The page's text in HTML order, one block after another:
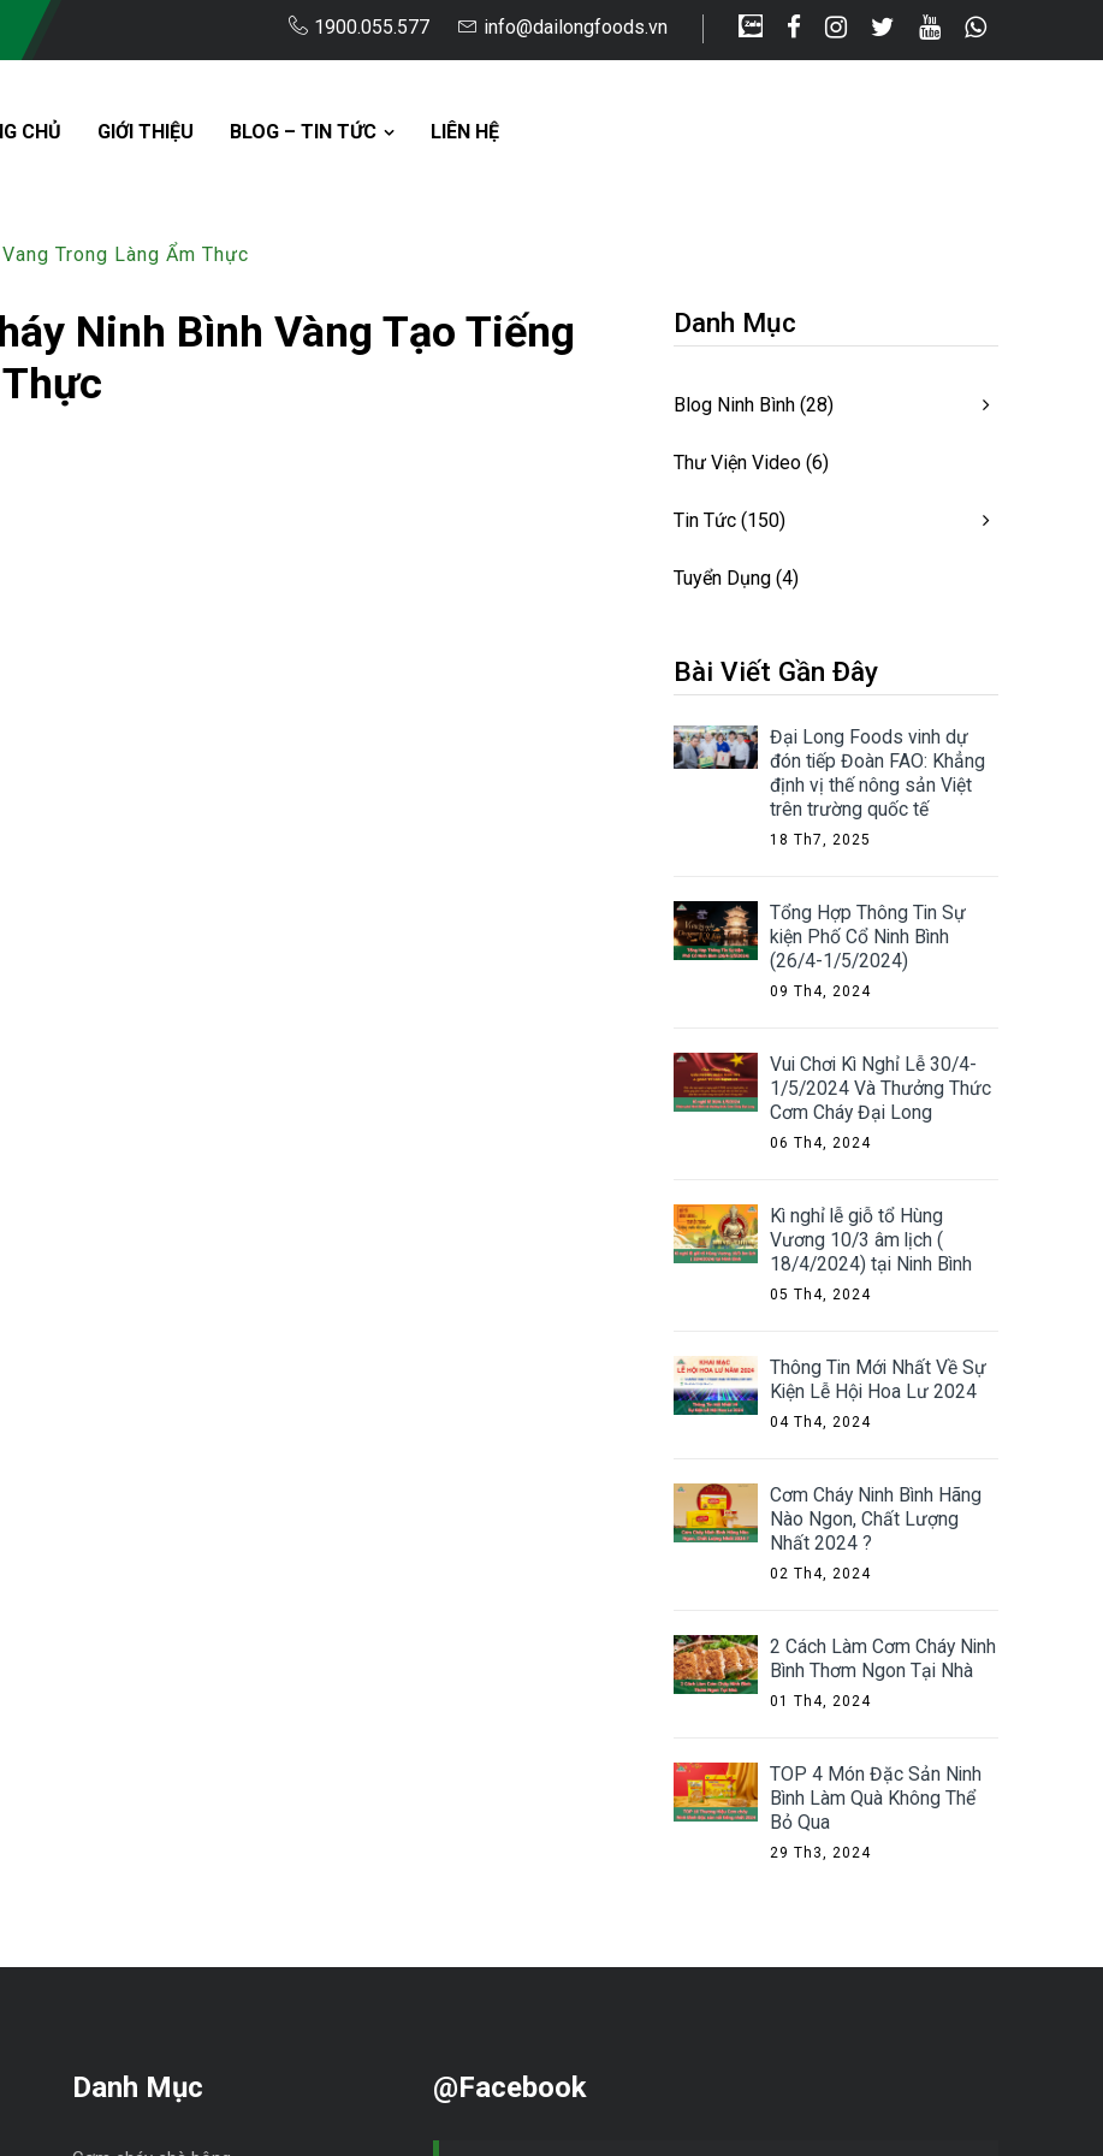
1900.055.577 info@dailongfoods.vn
CHỦ GIỚI THIỆU BLOG – TIN TỨC LIÊN HỆ
Trong Làng Ẩm Thực
Ninh Bình Vàng Tạo Tiếng
Danh Mục
Blog Ninh Bình (28)
Thư Viện Video (6)
Tin Tức (150)
Tuyển Dụng (4)
Bài Viết Gần Đây
Đại Long Foods vinh dự
đón tiếp Đoàn FAO: Khẳng
định vị thế nông sản Việt
trên trường quốc tế
18 Th7, 2025
Tổng Hợp Thông Tin Sự
kiện Phố Cổ Ninh Bình
(26/4-1/5/2024)
09 Th4, 2024
Vui Chơi Kì Nghỉ Lễ 30/4-
1/5/2024 Và Thưởng Thức
Cơm Cháy Đại Long
06 Th4, 2024
Kì nghỉ lễ giỗ tổ Hùng
Vương 10/3 âm lịch (
18/4/2024) tại Ninh Bình
05 Th4, 2024
Thông Tin Mới Nhất Về Sự
Kiện Lễ Hội Hoa Lư 2024
04 Th4, 2024
Cơm Cháy Ninh Bình Hãng
Nào Ngon, Chất Lượng
Nhất 2024 ?
02 Th4, 2024
2 Cách Làm Cơm Cháy Ninh
Bình Thơm Ngon Tại Nhà
01 Th4, 2024
TOP 4 Món Đặc Sản Ninh
Bình Làm Quà Không Thể
Bỏ Qua
29 Th3, 2024
Danh Mục @Facebook